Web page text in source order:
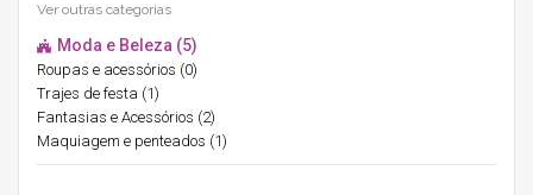
Ver outras categorias
Moda e Beleza (5)
Roupas e acessórios (0)
Trajes de festa (1)
Fantasias e Acessórios (2)
Maquiagem e penteados (1)